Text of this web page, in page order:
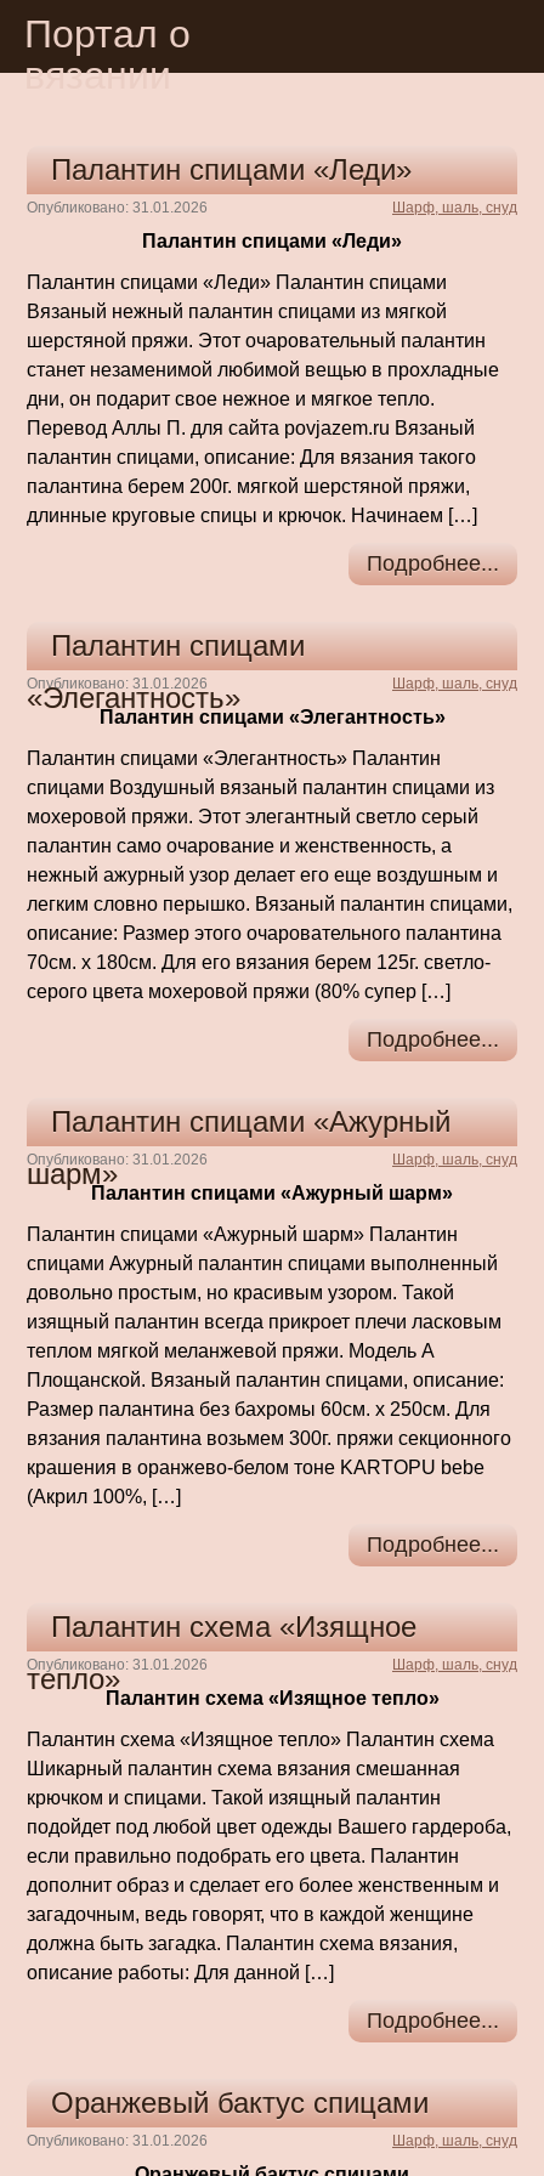
Портал о
вязании
Палантин спицами «Леди»
Опубликовано: 31.01.2026 Шарф, шаль, снуд
Палантин спицами «Леди»
Палантин спицами «Леди» Палантин спицами
Вязаный нежный палантин спицами из мягкой
шерстяной пряжи. Этот очаровательный палантин
станет незаменимой любимой вещью в прохладные
дни, он подарит свое нежное и мягкое тепло.
Перевод Аллы П. для сайта povjazem.ru Вязаный
палантин спицами, описание: Для вязания такого
палантина берем 200г. мягкой шерстяной пряжи,
длинные круговые спицы и крючок. Начинаем […]
Подробнее...
Палантин спицами
«Элегантность»
Опубликовано: 31.01.2026 Шарф, шаль, снуд
Палантин спицами «Элегантность»
Палантин спицами «Элегантность» Палантин
спицами Воздушный вязаный палантин спицами из
мохеровой пряжи. Этот элегантный светло серый
палантин само очарование и женственность, а
нежный ажурный узор делает его еще воздушным и
легким словно перышко. Вязаный палантин спицами,
описание: Размер этого очаровательного палантина
70см. х 180см. Для его вязания берем 125г. светло-
серого цвета мохеровой пряжи (80% супер […]
Подробнее...
Палантин спицами «Ажурный
шарм»
Опубликовано: 31.01.2026 Шарф, шаль, снуд
Палантин спицами «Ажурный шарм»
Палантин спицами «Ажурный шарм» Палантин
спицами Ажурный палантин спицами выполненный
довольно простым, но красивым узором. Такой
изящный палантин всегда прикроет плечи ласковым
теплом мягкой меланжевой пряжи. Модель А
Площанской. Вязаный палантин спицами, описание:
Размер палантина без бахромы 60см. х 250см. Для
вязания палантина возьмем 300г. пряжи секционного
крашения в оранжево-белом тоне KARTOPU bebe
(Акрил 100%, […]
Подробнее...
Палантин схема «Изящное
тепло»
Опубликовано: 31.01.2026 Шарф, шаль, снуд
Палантин схема «Изящное тепло»
Палантин схема «Изящное тепло» Палантин схема
Шикарный палантин схема вязания смешанная
крючком и спицами. Такой изящный палантин
подойдет под любой цвет одежды Вашего гардероба,
если правильно подобрать его цвета. Палантин
дополнит образ и сделает его более женственным и
загадочным, ведь говорят, что в каждой женщине
должна быть загадка. Палантин схема вязания,
описание работы: Для данной […]
Подробнее...
Оранжевый бактус спицами
Опубликовано: 31.01.2026 Шарф, шаль, снуд